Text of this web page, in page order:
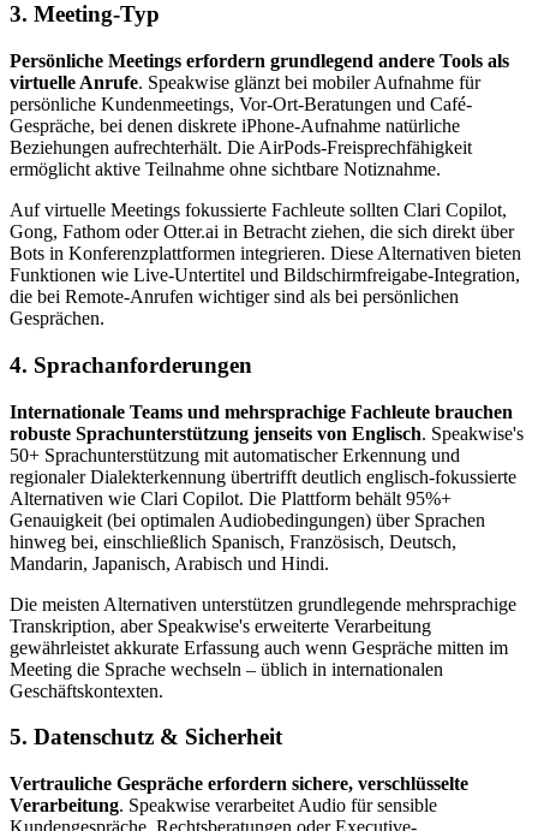
3. Meeting-Typ
Persönliche Meetings erfordern grundlegend andere Tools als
virtuelle Anrufe. Speakwise glänzt bei mobiler Aufnahme für
persönliche Kundenmeetings, Vor-Ort-Beratungen und Café-
Gespräche, bei denen diskrete iPhone-Aufnahme natürliche
Beziehungen aufrechterhält. Die AirPods-Freisprechfähigkeit
ermöglicht aktive Teilnahme ohne sichtbare Notiznahme.
Auf virtuelle Meetings fokussierte Fachleute sollten Clari Copilot,
Gong, Fathom oder Otter.ai in Betracht ziehen, die sich direkt über
Bots in Konferenzplattformen integrieren. Diese Alternativen bieten
Funktionen wie Live-Untertitel und Bildschirmfreigabe-Integration,
die bei Remote-Anrufen wichtiger sind als bei persönlichen
Gesprächen.
4. Sprachanforderungen
Internationale Teams und mehrsprachige Fachleute brauchen
robuste Sprachunterstützung jenseits von Englisch. Speakwise's
50+ Sprachunterstützung mit automatischer Erkennung und
regionaler Dialekterkennung übertrifft deutlich englisch-fokussierte
Alternativen wie Clari Copilot. Die Plattform behält 95%+
Genauigkeit (bei optimalen Audiobedingungen) über Sprachen
hinweg bei, einschließlich Spanisch, Französisch, Deutsch,
Mandarin, Japanisch, Arabisch und Hindi.
Die meisten Alternativen unterstützen grundlegende mehrsprachige
Transkription, aber Speakwise's erweiterte Verarbeitung
gewährleistet akkurate Erfassung auch wenn Gespräche mitten im
Meeting die Sprache wechseln – üblich in internationalen
Geschäftskontexten.
5. Datenschutz & Sicherheit
Vertrauliche Gespräche erfordern sichere, verschlüsselte
Verarbeitung. Speakwise verarbeitet Audio für sensible
Kundengespräche, Rechtsberatungen oder Executive-